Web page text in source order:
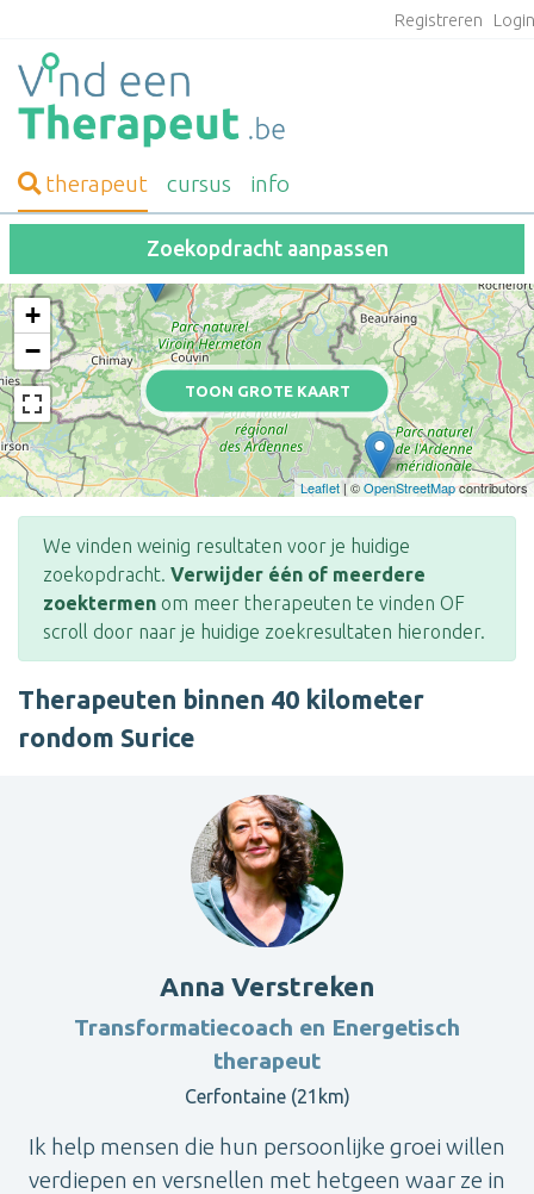
Registreren
therapeut cursus info
Zoekopdracht aanpassen
TOON GROTE KAART
+
−
Leaflet | ©OpenStreetMapcontributors
We vinden weinig resultaten voor je huidige
zoekopdracht. Verwijder één of meerdere
zoektermen om meer therapeuten te vinden OF
scroll door naar je huidige zoekresultaten hieronder.
Therapeuten binnen 40 kilometer
rondom Surice
Anna Verstreken
Transformatiecoach en Energetisch
therapeut
Cerfontaine (21km)
Ik help mensen die hun persoonlijke groei willen
verdiepen en versnellen met hetgeen waar ze in